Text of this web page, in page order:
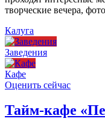
творческие вечера,
Калуга
Заведения
Кафе
Оценить сейчас
Тайм-кафе